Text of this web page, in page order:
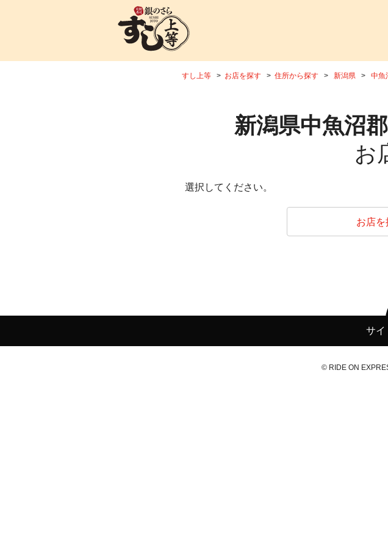
すし上等 お店を探す 住所から探す 新潟県 中
新潟県中魚沼
お
選択してください。
お店を
サイ
© RIDE ON